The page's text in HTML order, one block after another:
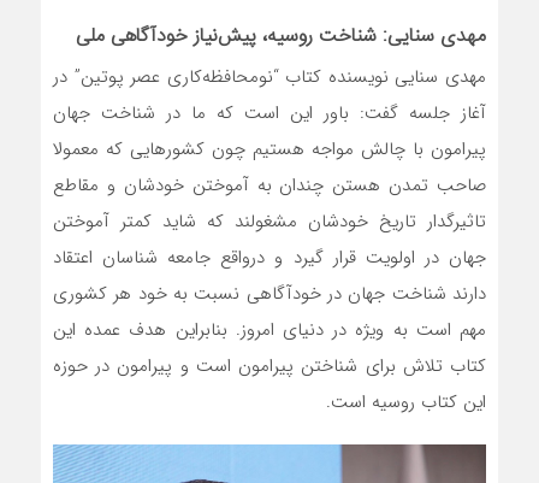
مهدی سنایی: شناخت روسیه، پیش‌نیاز خودآگاهی ملی
مهدی سنایی نویسنده کتاب “نومحافظه‌کاری عصر پوتین” در
آغاز جلسه گفت: باور این است که ما در شناخت جهان
پیرامون با چالش مواجه هستیم چون کشورهایی که معمولا
صاحب تمدن هستن چندان به آموختن خودشان و مقاطع
تاثیرگدار تاریخ خودشان مشغولند که شاید کمتر آموختن
جهان در اولویت قرار گیرد و درواقع جامعه شناسان اعتقاد
دارند شناخت جهان در خودآگاهی نسبت به خود هر کشوری
مهم است به ویژه در دنیای امروز. بنابراین هدف عمده این
کتاب تلاش برای شناختن پیرامون است و پیرامون در حوزه
این کتاب روسیه است.